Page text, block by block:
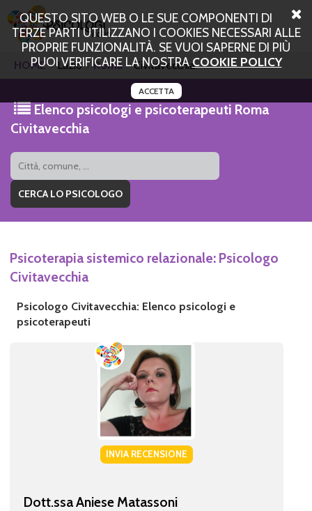
QUESTO SITO WEB O LE SUE COMPONENTI DI
TERZE PARTI UTILIZZANO I COOKIES NECESSARI ALLE
PROPRIE FUNZIONALITÀ. SE VUOI SAPERNE DI PIÙ
PUOI VERIFICARE LA NOSTRACOOKIE POLICY
ACCETTA
HOME Lazio Roma Civitavecchia
Elenco psicologi e psicoterapeuti Roma
Civitavecchia
Psicoterapia sistemico relazionale: Psicologo
Civitavecchia
Psicologo Civitavecchia: Elenco psicologi e
psicoterapeuti
INVIA RECENSIONE
Dott.ssa Aniese Matassoni